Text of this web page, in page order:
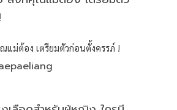
แม่ต้อง เตรียมตัวก่อนตั้งครรภ์ !